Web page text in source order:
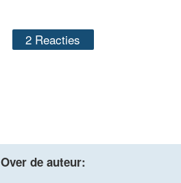
2 Reacties
Over de auteur: